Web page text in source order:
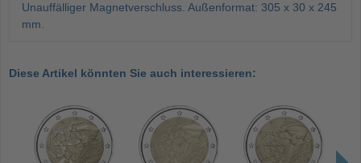
Unauffälliger Magnetverschluss. Außenformat: 305 x 30 x 245
mm.
Diese Artikel könnten Sie auch interessieren: